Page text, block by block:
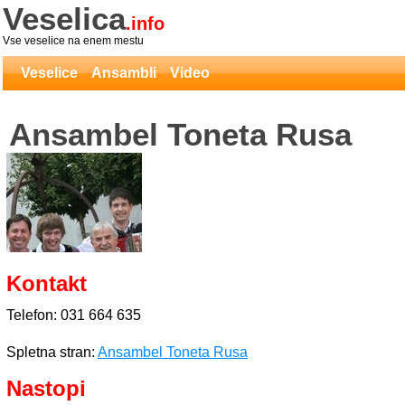
Veselica.info
Vse veselice na enem mestu
Veselice Ansambli Video
Ansambel Toneta Rusa
Kontakt
Telefon: 031 664 635
Spletna stran: Ansambel Toneta Rusa
Nastopi